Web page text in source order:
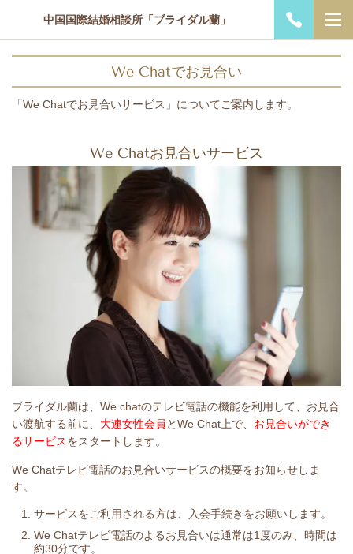
中国国際結婚相談所「ブライダル蘭」
We Chatでお見合い
「We Chatでお見合いサービス」についてご案内します。
We Chatお見合いサービス
ブライダル蘭は、We chatのテレビ電話の機能を利用して、お見合
い渡航する前に、 大連女性会員 とWe Chat上で、 お見合いができ
るサービスをスタートします。
We Chatテレビ電話のお見合いサービスの概要をお知らせしま
す。
サービスをご利用される方は、入会手続きをお願いします。
We Chatテレビ電話のよるお見合いは通常は1度のみ、時間は
約30分です。